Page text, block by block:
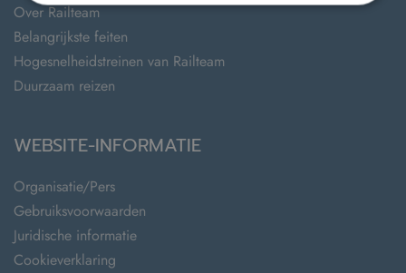
Over Railteam
Belangrijkste feiten
Hogesnelheidstreinen van Railteam
Duurzaam reizen
WEBSITE-INFORMATIE
Organisatie/Pers
Gebruiksvoorwaarden
Juridische informatie
Cookieverklaring